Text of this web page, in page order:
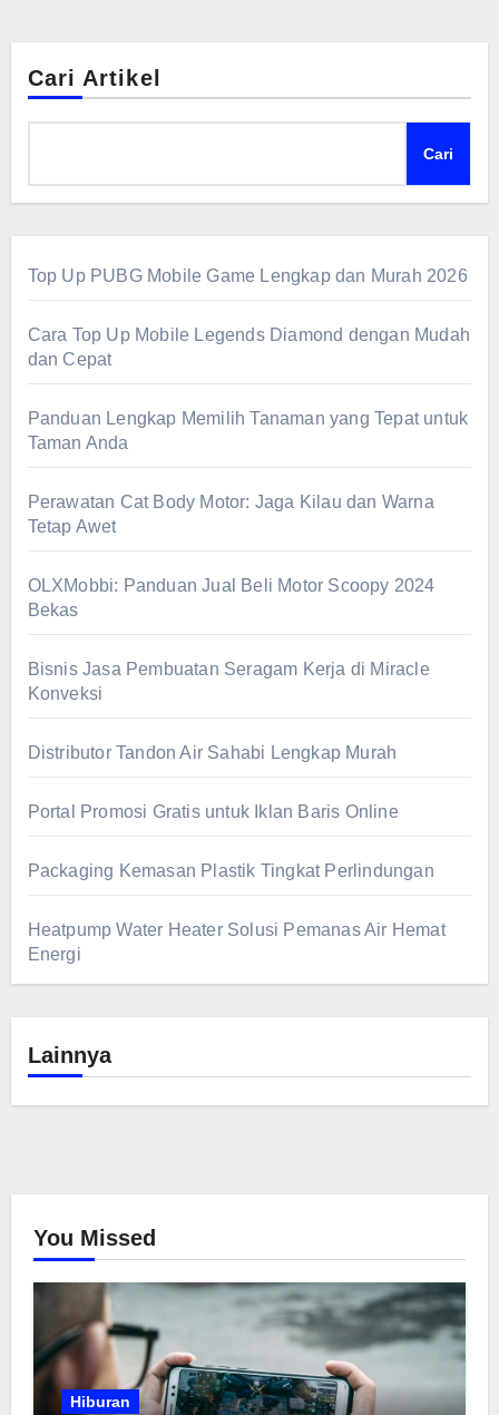
Cari Artikel
Cari
Top Up PUBG Mobile Game Lengkap dan Murah 2026
Cara Top Up Mobile Legends Diamond dengan Mudah
dan Cepat
Panduan Lengkap Memilih Tanaman yang Tepat untuk
Taman Anda
Perawatan Cat Body Motor: Jaga Kilau dan Warna
Tetap Awet
OLXMobbi: Panduan Jual Beli Motor Scoopy 2024
Bekas
Bisnis Jasa Pembuatan Seragam Kerja di Miracle
Konveksi
Distributor Tandon Air Sahabi Lengkap Murah
Portal Promosi Gratis untuk Iklan Baris Online
Packaging Kemasan Plastik Tingkat Perlindungan
Heatpump Water Heater Solusi Pemanas Air Hemat
Energi
Lainnya
You Missed
Hiburan